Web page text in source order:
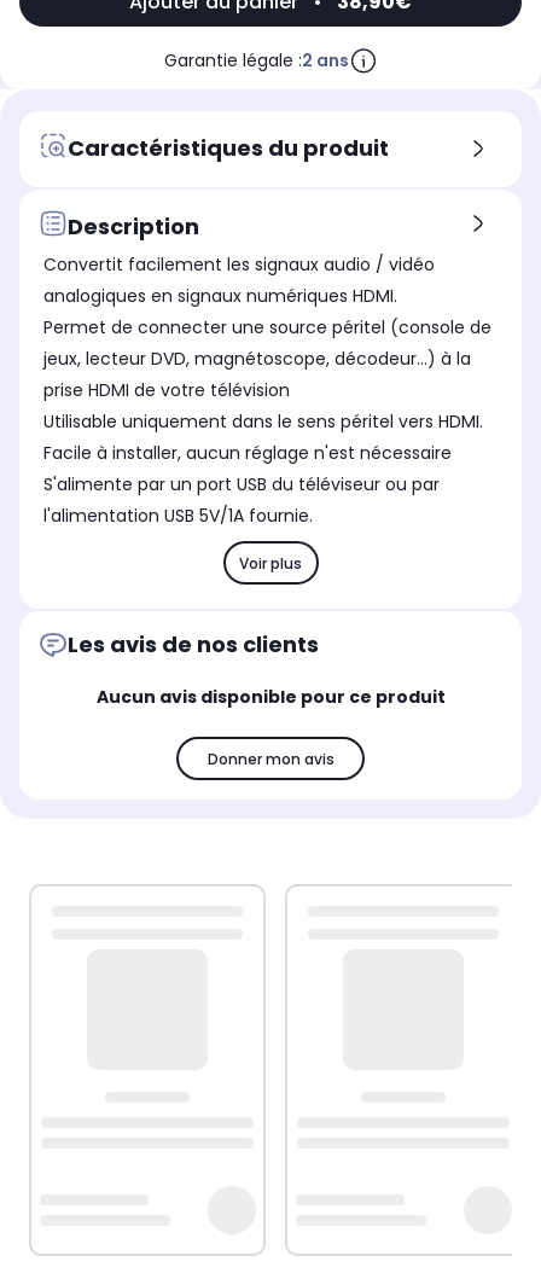
Garantie légale :2 ans
Caractéristiques du produit
Description
Convertit facilement les signaux audio / vidéo
analogiques en signaux numériques HDMI.
Permet de connecter une source péritel (console de
jeux, lecteur DVD, magnétoscope, décodeur...) à la
prise HDMI de votre télévision
Utilisable uniquement dans le sens péritel vers HDMI.
Facile à installer, aucun réglage n'est nécessaire
S'alimente par un port USB du téléviseur ou par
l'alimentation USB 5V/1A fournie.
Voir plus
Les avis de nos clients
Aucun avis disponible pour ce produit
Donner mon avis